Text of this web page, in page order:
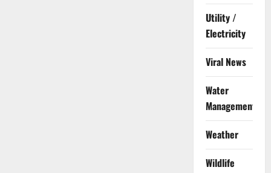
Utility /
Electricity
Viral News
Water
Management
Weather
Wildlife